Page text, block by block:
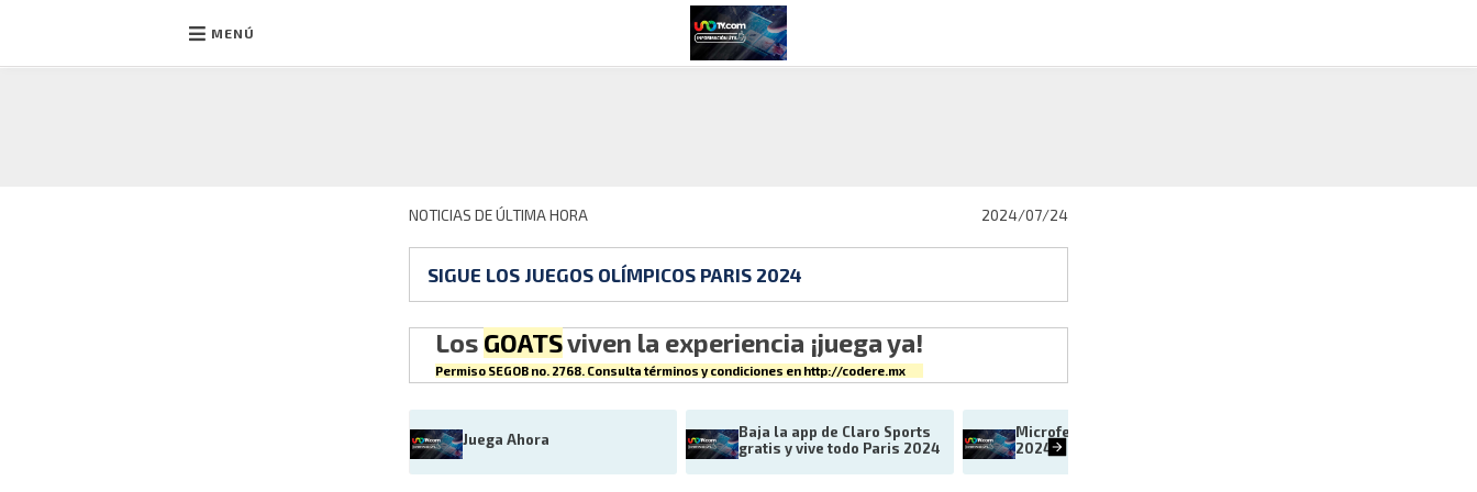
MENÚ
NOTICIAS DE ÚLTIMA HORA 2024/07/24
SIGUE LOS JUEGOS OLÍMPICOS PARIS 2024
Los GOATSviven la experiencia ¡juega ya!
Permiso SEGOB no. 2768. Consulta términos y condiciones en http://codere.mx
Juega Ahora
Baja la app de Claro Sports
gratis y vive todo Paris 2024
Microferias de empleo CDMX
2024